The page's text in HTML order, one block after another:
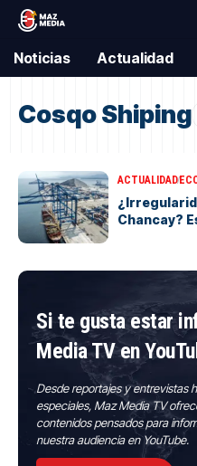
Noticias Actualidad
Cosqo Shiping
ACTUALIDAD
Chancay?
Si te gusta estar
Media TV en
Desde reportajes y entrevistas
especiales, Maz Media TV
contenidos pensados para
nuestra audiencia en YouTube.